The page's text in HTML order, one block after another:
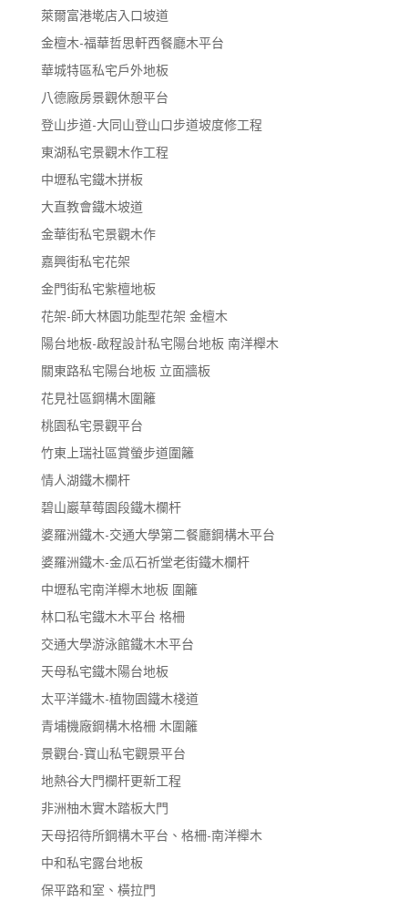
萊爾富港墘店入口坡道
金檀木-福華哲思軒西餐廳木平台
華城特區私宅戶外地板
八德廠房景觀休憩平台
登山步道-大同山登山口步道坡度修工程
東湖私宅景觀木作工程
中壢私宅鐵木拼板
大直教會鐵木坡道
金華街私宅景觀木作
嘉興街私宅花架
金門街私宅紫檀地板
花架-師大林園功能型花架 金檀木
陽台地板-啟程設計私宅陽台地板 南洋櫸木
關東路私宅陽台地板 立面牆板
花見社區鋼構木圍籬
桃園私宅景觀平台
竹東上瑞社區賞螢步道圍籬
情人湖鐵木欄杆
碧山巖草莓園段鐵木欄杆
婆羅洲鐵木-交通大學第二餐廳鋼構木平台
婆羅洲鐵木-金瓜石祈堂老街鐵木欄杆
中壢私宅南洋櫸木地板 圍籬
林口私宅鐵木木平台 格柵
交通大學游泳館鐵木木平台
天母私宅鐵木陽台地板
太平洋鐵木-植物園鐵木棧道
青埔機廠鋼構木格柵 木圍籬
景觀台-寶山私宅觀景平台
地熱谷大門欄杆更新工程
非洲柚木實木踏板大門
天母招待所鋼構木平台、格柵-南洋櫸木
中和私宅露台地板
保平路和室、橫拉門